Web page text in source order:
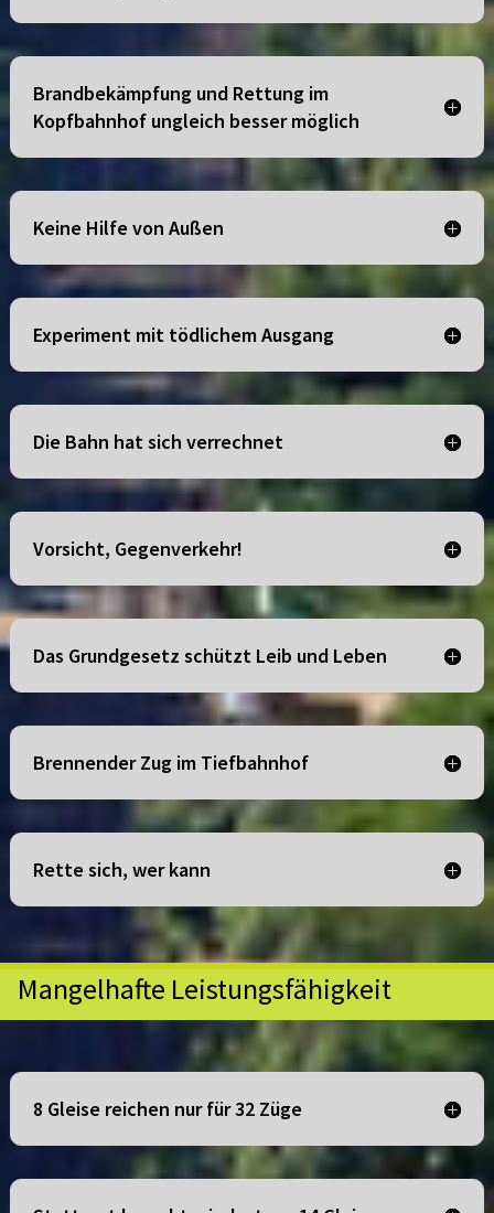
Brandbekämpfung und Rettung im
Kopfbahnhof ungleich besser möglich
Keine Hilfe von Außen
Experiment mit tödlichem Ausgang
Die Bahn hat sich verrechnet
Vorsicht, Gegenverkehr!
Das Grundgesetz schützt Leib und Leben
Brennender Zug im Tiefbahnhof
Rette sich, wer kann
Mangelhafte Leistungsfähigkeit
8 Gleise reichen nur für 32 Züge